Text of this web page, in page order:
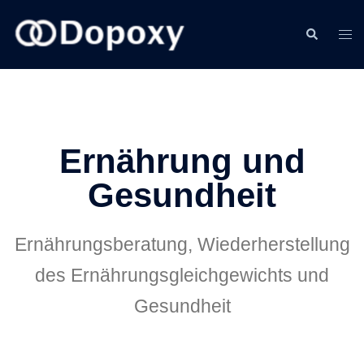
Ernährung und
Gesundheit
Ernährungsberatung, Wiederherstellung
des Ernährungsgleichgewichts und
Gesundheit